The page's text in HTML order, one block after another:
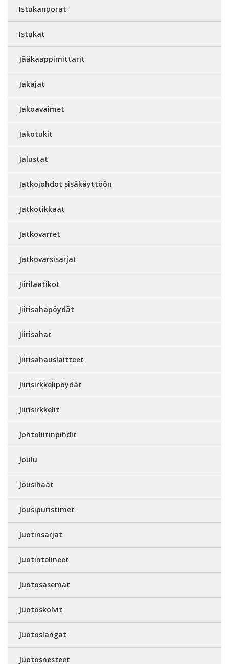
Istukanporat
Istukat
Jääkaappimittarit
Jakajat
Jakoavaimet
Jakotukit
Jalustat
Jatkojohdot sisäkäyttöön
Jatkotikkaat
Jatkovarret
Jatkovarsisarjat
Jiirilaatikot
Jiirisahapöydät
Jiirisahat
Jiirisahauslaitteet
Jiirisirkkelipöydät
Jiirisirkkelit
Johtoliitinpihdit
Joulu
Jousihaat
Jousipuristimet
Juotinsarjat
Juotintelineet
Juotosasemat
Juotoskolvit
Juotoslangat
Juotosnesteet